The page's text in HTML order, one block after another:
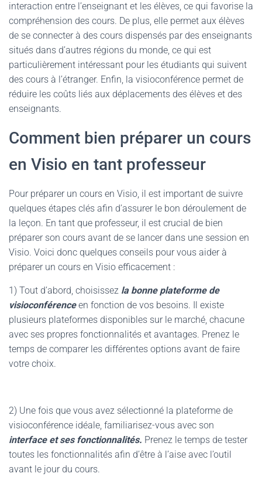
interaction entre l’enseignant et les élèves, ce qui favorise la
compréhension des cours. De plus, elle permet aux élèves
de se connecter à des cours dispensés par des enseignants
situés dans d’autres régions du monde, ce qui est
particulièrement intéressant pour les étudiants qui suivent
des cours à l’étranger. Enfin, la visioconférence permet de
réduire les coûts liés aux déplacements des élèves et des
enseignants.
Comment bien préparer un cours
en Visio en tant professeur
Pour préparer un cours en Visio, il est important de suivre
quelques étapes clés afin d’assurer le bon déroulement de
la leçon. En tant que professeur, il est crucial de bien
préparer son cours avant de se lancer dans une session en
Visio. Voici donc quelques conseils pour vous aider à
préparer un cours en Visio efficacement :
1) Tout d’abord, choisissez la bonne plateforme de
visioconférenceen fonction de vos besoins. Il existe
plusieurs plateformes disponibles sur le marché, chacune
avec ses propres fonctionnalités et avantages. Prenez le
temps de comparer les différentes options avant de faire
votre choix.
2) Une fois que vous avez sélectionné la plateforme de
visioconférence idéale, familiarisez-vous avec son
interface et ses fonctionnalités. Prenez le temps de tester
toutes les fonctionnalités afin d’être à l’aise avec l’outil
avant le jour du cours.